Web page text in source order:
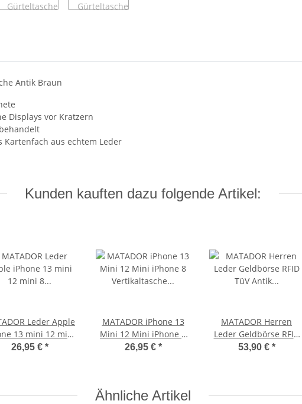
Antik Braun
Displays vor Kratzern
aus echtem Leder
Kunden kauften dazu folgende Artikel:
Leder Apple
13 mini 12 mini
Schwarz
26,95 € *
MATADOR iPhone 13
Mini 12 Mini iPhone 8
Vertikaltasche Leder
26,95 € *
MATADOR Herren
Leder Geldbörse RFID
TüV Antik Vintage
53,90 € *
Ähnliche Artikel